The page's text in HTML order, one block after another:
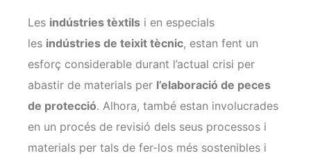
Les indústries tèxtils i en especials
les indústries de teixit tècnic, estan fent un
esforç considerable durant l’actual crisi per
abastir de materials per l’elaboració de peces
de protecció. Alhora, també estan involucrades
en un procés de revisió dels seus processos i
materials per tals de fer-los més sostenibles i